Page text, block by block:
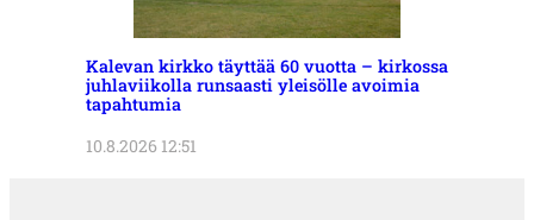
Kalevan kirkko täyttää 60 vuotta – kirkossa
juhlaviikolla runsaasti yleisölle avoimia
tapahtumia
10.8.2026 12:51